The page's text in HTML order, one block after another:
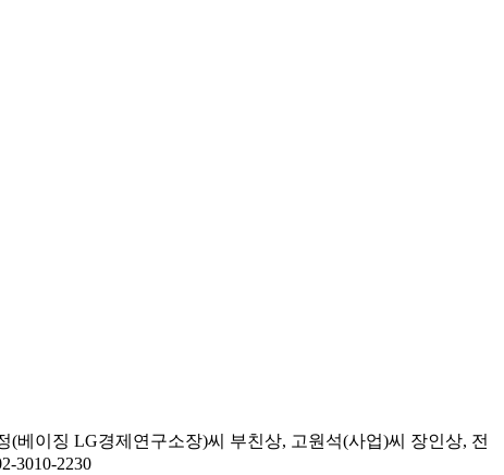
이징 LG경제연구소장)씨 부친상, 고원석(사업)씨 장인상, 전
3010-2230